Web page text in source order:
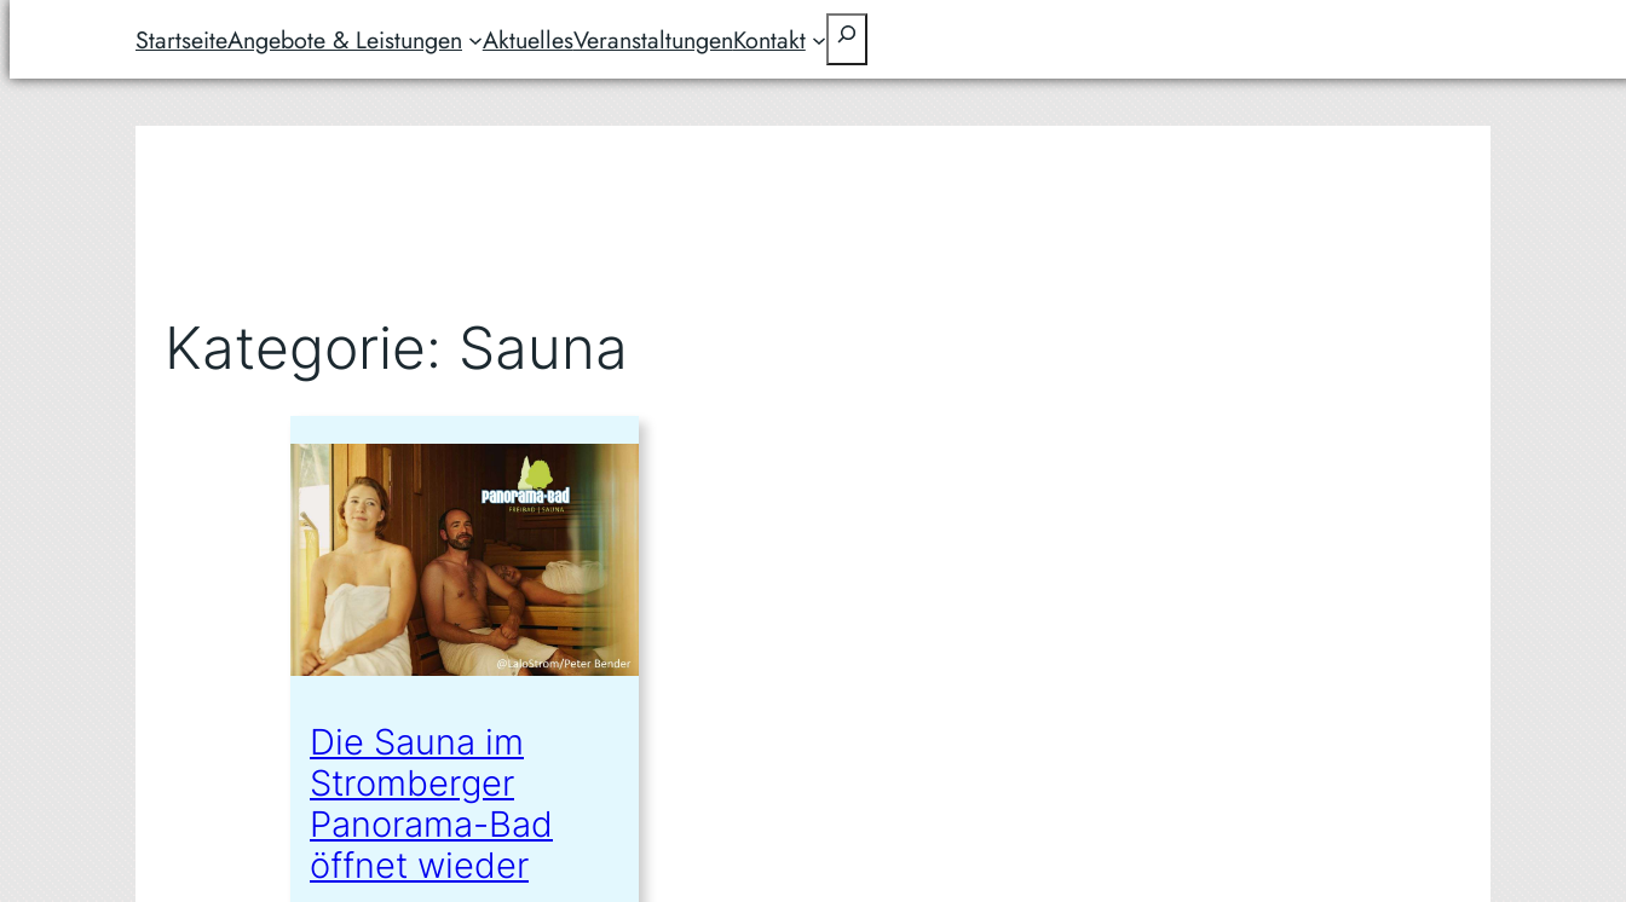
StartseiteAngebote & Leistungen AktuellesVeranstaltungenKontakt Suchen
Kategorie: Sauna
Die Sauna im
Stromberger
Panorama-Bad
öffnet wieder